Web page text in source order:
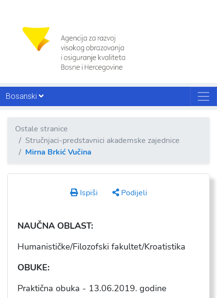
Bosanski
Ostale stranice
Stručnjaci-predstavnici akademske zajednice
Mirna Brkić Vučina
Ispiši Podijeli
NAUČNA OBLAST:
Humanističke/Filozofski fakultet/Kroatistika
OBUKE:
Praktična obuka - 13.06.2019. godine